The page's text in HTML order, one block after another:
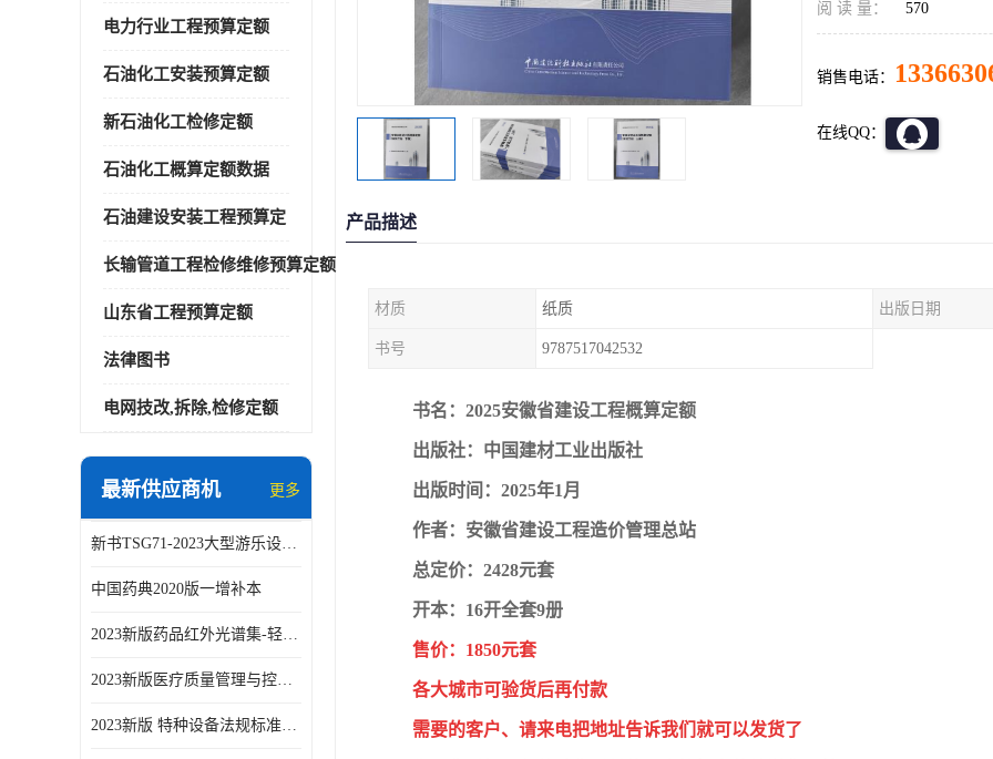
电力行业工程预算定额
石油化工安装预算定额
新石油化工检修定额
石油化工概算定额数据
石油建设安装工程预算定
长输管道工程检修维修预算定额
山东省工程预算定额
法律图书
电网技改,拆除,检修定额
最新供应商机 更多
新书TSG71-2023大型游乐设施安全技术规程
中国药典2020版一增补本
2023新版药品红外光谱集-轻工业出版社
2023新版医疗质量管理与控制指标汇编5.0版
2023新版 特种设备法规标准手册 机电类标准客运索道卷
阅 读 量： 570
销售电话：
在线QQ：
产品描述
材质 纸质 出版日期
书号 9787517042532
书名：2025安徽省建设工程概算定额
出版社：中国建材工业出版社
出版时间：2025年1月
作者：安徽省建设工程造价管理总站
总定价：2428元套
开本：16开全套9册
售价：1850元套
各大城市可验货后再付款
需要的客户、请来电把地址告诉我们就可以发货了